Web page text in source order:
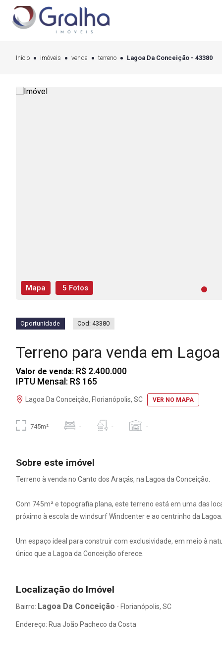
Início imóveis venda terreno Lagoa Da Conceição - 43380
Mapa 5 Fotos
Oportunidade Cod: 43380
Terreno para venda em
Valor de venda: R$ 2.400.000
IPTU Mensal: R$ 165
Lagoa Da Conceição, Florianópolis, SC VER NO MAPA
745m² - - -
Sobre este imóvel
Terreno à venda no Canto dos Araçás, na Lagoa da Conceição.
Com 745m² e topografia plana, este terreno está em uma das
próximo à escola de windsurf Windcenter e ao centrinho da Lagoa.
Um espaço ideal para construir com exclusividade, em meio à
único que a Lagoa da Conceição oferece.
Localização do Imóvel
Bairro: Lagoa Da Conceição - Florianópolis, SC
Endereço: Rua João Pacheco da Costa